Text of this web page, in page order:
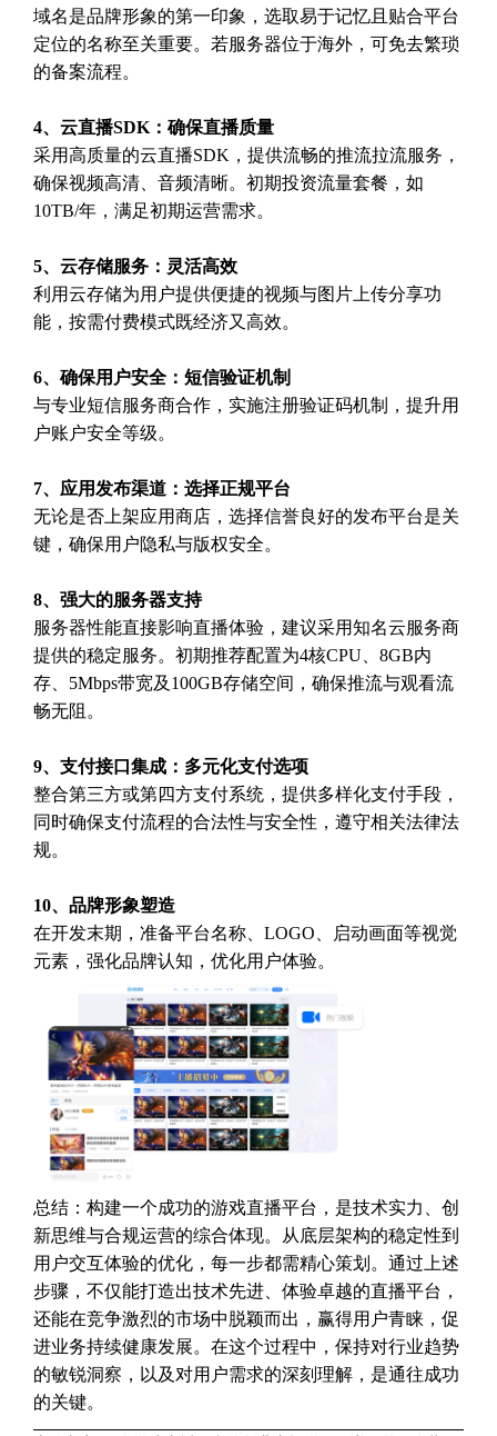
域名是品牌形象的第一印象，选取易于记忆且贴合平台
定位的名称至关重要。若服务器位于海外，可免去繁琐
的备案流程。
4、云直播SDK：确保直播质量
采用高质量的云直播SDK，提供流畅的推流拉流服务，
确保视频高清、音频清晰。初期投资流量套餐，如
10TB/年，满足初期运营需求。
5、云存储服务：灵活高效
利用云存储为用户提供便捷的视频与图片上传分享功
能，按需付费模式既经济又高效。
6、确保用户安全：短信验证机制
与专业短信服务商合作，实施注册验证码机制，提升用
户账户安全等级。
7、应用发布渠道：选择正规平台
无论是否上架应用商店，选择信誉良好的发布平台是关
键，确保用户隐私与版权安全。
8、强大的服务器支持
服务器性能直接影响直播体验，建议采用知名云服务商
提供的稳定服务。初期推荐配置为4核CPU、8GB内
存、5Mbps带宽及100GB存储空间，确保推流与观看流
畅无阻。
9、支付接口集成：多元化支付选项
整合第三方或第四方支付系统，提供多样化支付手段，
同时确保支付流程的合法性与安全性，遵守相关法律法
规。
10、品牌形象塑造
在开发末期，准备平台名称、LOGO、启动画面等视觉
元素，强化品牌认知，优化用户体验。
总结：构建一个成功的游戏直播平台，是技术实力、创
新思维与合规运营的综合体现。从底层架构的稳定性到
用户交互体验的优化，每一步都需精心策划。通过上述
步骤，不仅能打造出技术先进、体验卓越的直播平台，
还能在竞争激烈的市场中脱颖而出，赢得用户青睐，促
进业务持续健康发展。在这个过程中，保持对行业趋势
的敏锐洞察，以及对用户需求的深刻理解，是通往成功
的关键。